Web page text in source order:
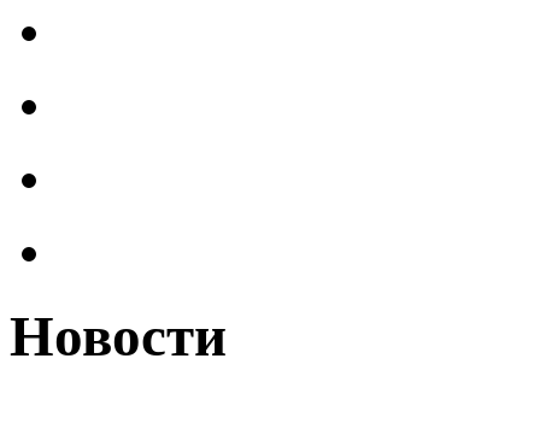
Новости